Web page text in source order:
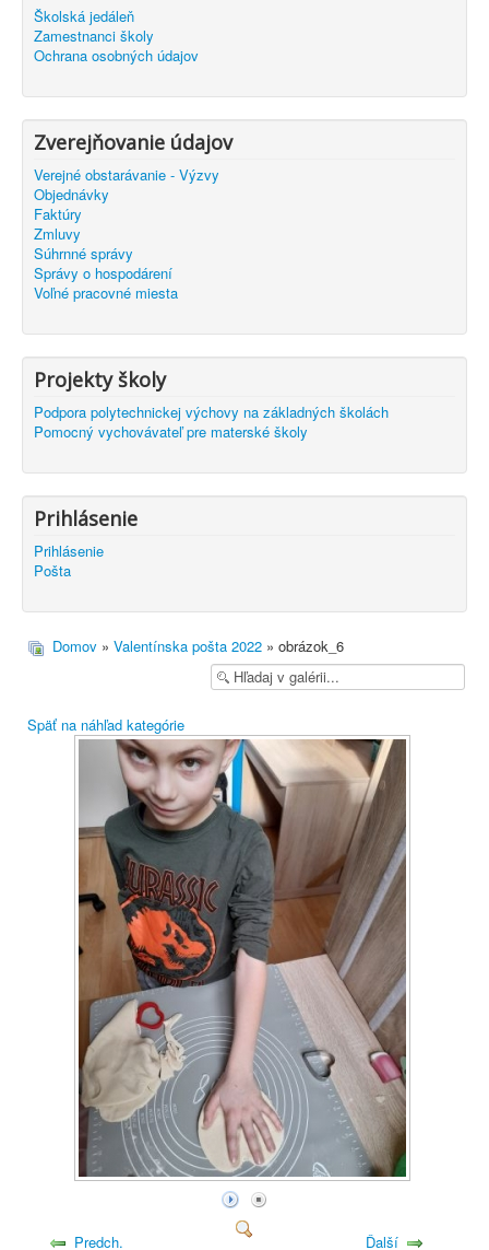
Školská jedáleň
Zamestnanci školy
Ochrana osobných údajov
Zverejňovanie údajov
Verejné obstarávanie - Výzvy
Objednávky
Faktúry
Zmluvy
Súhrnné správy
Správy o hospodárení
Voľné pracovné miesta
Projekty školy
Podpora polytechnickej výchovy na základných školách
Pomocný vychovávateľ pre materské školy
Prihlásenie
Prihlásenie
Pošta
Domov » Valentínska pošta 2022 » obrázok_6
Späť na náhľad kategórie
Predch. Ďalší